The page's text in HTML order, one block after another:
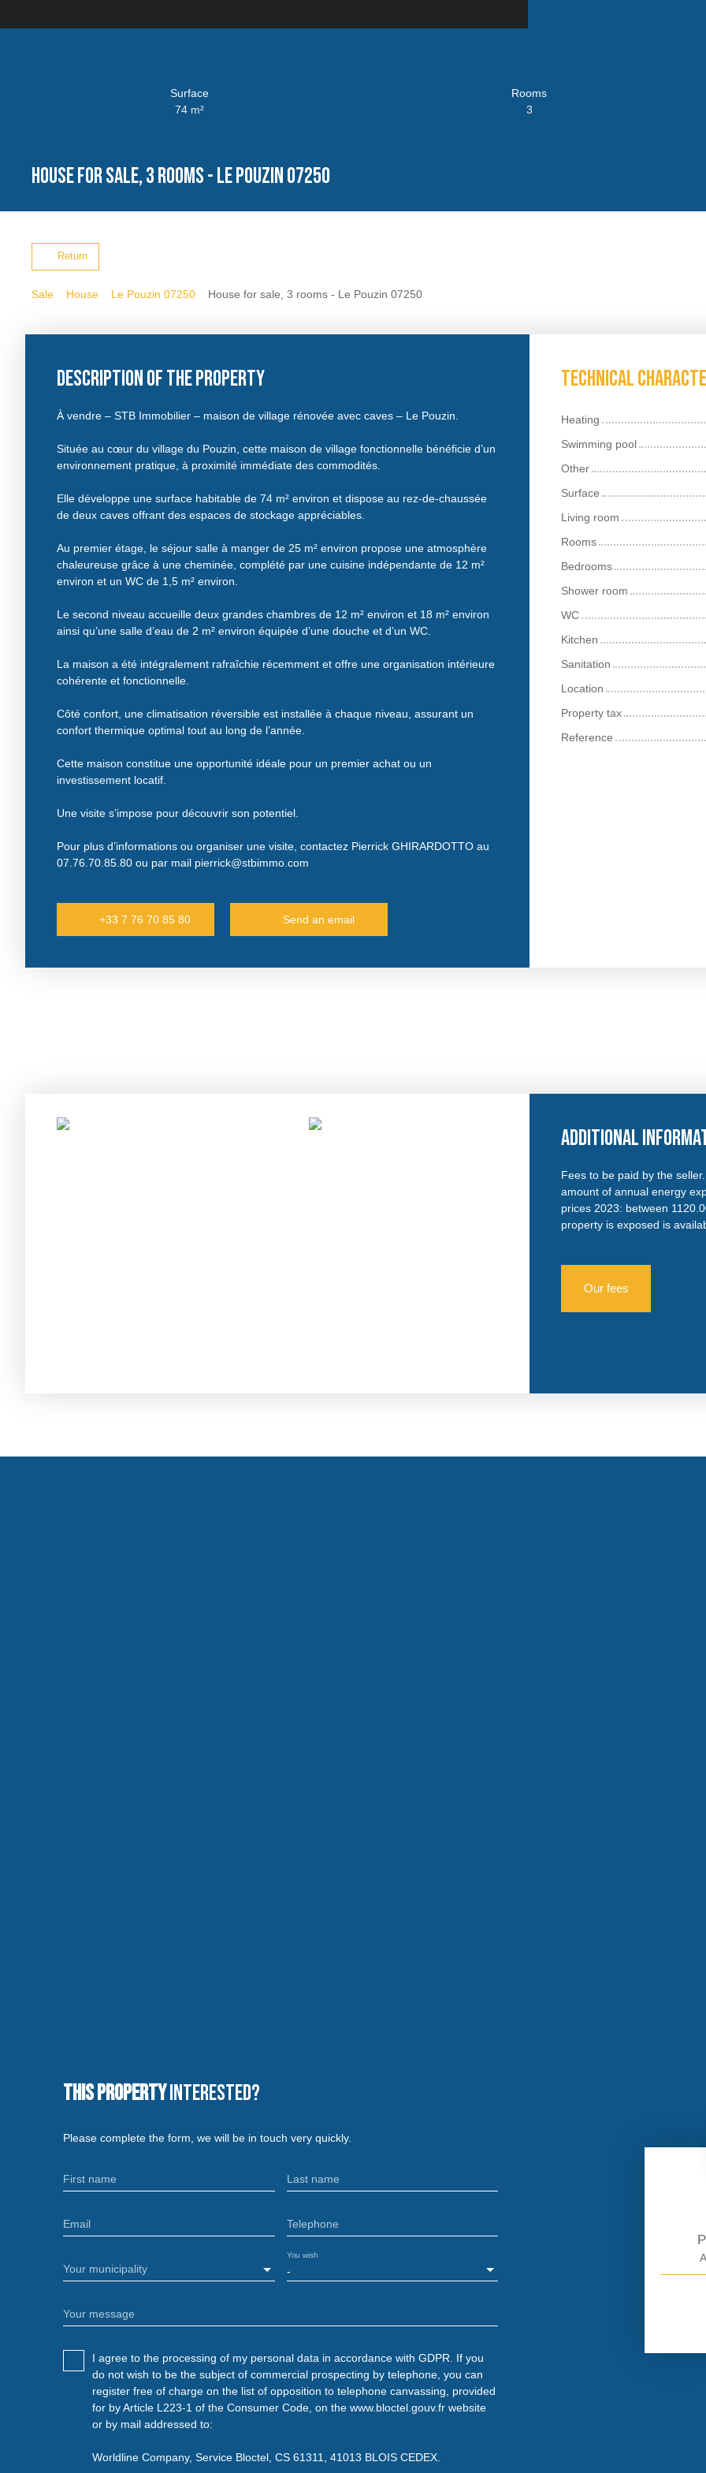
Surface
74 m²
Rooms
3
House for sale, 3 rooms - Le Pouzin 07250
Return
Sale House Le Pouzin 07250 House for sale, 3 rooms - Le Pouzin 07250
Description of the property
À vendre – STB Immobilier – maison de village rénovée avec caves – Le Pouzin.
Située au cœur du village du Pouzin, cette maison de village fonctionnelle bénéficie d’un
environnement pratique, à proximité immédiate des commodités.
Elle développe une surface habitable de 74 m² environ et dispose au rez-de-chaussée
de deux caves offrant des espaces de stockage appréciables.
Au premier étage, le séjour salle à manger de 25 m² environ propose une atmosphère
chaleureuse grâce à une cheminée, complété par une cuisine indépendante de 12 m²
environ et un WC de 1,5 m² environ.
Le second niveau accueille deux grandes chambres de 12 m² environ et 18 m² environ
ainsi qu’une salle d’eau de 2 m² environ équipée d’une douche et d’un WC.
La maison a été intégralement rafraîchie récemment et offre une organisation intérieure
cohérente et fonctionnelle.
Côté confort, une climatisation réversible est installée à chaque niveau, assurant un
confort thermique optimal tout au long de l’année.
Cette maison constitue une opportunité idéale pour un premier achat ou un
investissement locatif.
Une visite s’impose pour découvrir son potentiel.
Pour plus d’informations ou organiser une visite, contactez Pierrick GHIRARDOTTO au
07.76.70.85.80 ou par mail pierrick@stbimmo.com
+33 7 76 70 85 80 Send an email
Technical
Heating
Swimming pool
Other
Surface
Living room
Rooms
Bedrooms
Shower room
WC
Kitchen
Sanitation
Location
Property tax
Reference
Additional
Fees to be paid by the
amount of annual energy
prices 2023: between
property is exposed is
Our fees
This propertyInterested?
Please complete the form, we will be in touch very quickly.
First name Last name
Email Telephone
Your municipality -
You wish
Your message
I agree to the processing of my personal data in accordance with GDPR. If you
do not wish to be the subject of commercial prospecting by telephone, you can
register free of charge on the list of opposition to telephone canvassing, provided
for by Article L223-1 of the Consumer Code, on the www.bloctel.gouv.fr website
or by mail addressed to:
Worldline Company, Service Bloctel, CS 61311, 41013 BLOIS CEDEX.